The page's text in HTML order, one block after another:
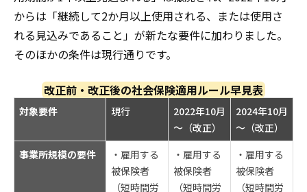
からは「継続して2か月以上使用される、または使用さ
れる見込みであること」が新たな要件に加わりました。
そのほかの条件は現行通りです。
改正前・改正後の社会保険適用ルール早見表
対象要件 現行
2022年10月
～（改正）
2024年10月
～（改正）
事業所規模の要件
・雇用する
被保険者
（短時間労
・雇用する
被保険者
（短時間労
・雇用する
被保険者
（短時間労